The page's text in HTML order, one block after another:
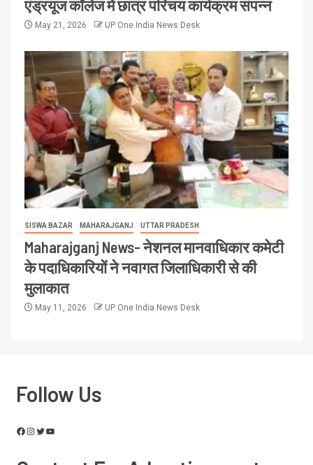
एंड्रयूज कॉलेज में छात्र परिचय कार्यक्रम संपन्न
May 21, 2026 UP One India News Desk
SISWA BAZAR MAHARAJGANJ UTTAR PRADESH
Maharajganj News- नेशनल मानवाधिकार कमेटी
के पदाधिकारियों ने नवागत जिलाधिकारी से की
मुलाकात
May 11, 2026 UP One India News Desk
Follow Us